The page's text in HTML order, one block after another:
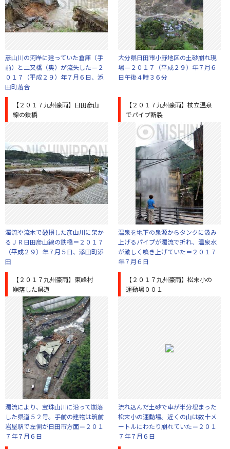
彦山川の河岸に建っていた倉庫（手
前）と二又橋（奥）が流失した＝２
０１７（平成２９）年７月６日、添
田町落合
大分県日田市小野地区の土砂崩れ現
場＝２０１７（平成２９）年７月６
日午後４時３６分
【２０１７九州豪雨】日田彦山
線の鉄橋
濁流や流木で破損した彦山川に架か
るＪＲ日田彦山線の鉄橋＝２０１７
（平成２９）年７月５日、添田町添
田
【２０１７九州豪雨】杖立温泉
でパイプ断裂
温泉を地下の泉源からタンクに汲み
上げるパイプが濁流で折れ、温泉水
が激しく噴き上げていた＝２０１７
年７月６日
【２０１７九州豪雨】東峰村
崩落した県道
濁流により、宝珠山川に沿って崩落
した県道５２号。手前の建物は筑前
岩屋駅で左側が日田市方面＝２０１
７年７月６日
【２０１７九州豪雨】松末小の
運動場００１
流れ込んだ土砂で車が半分埋まった
松末小の運動場。近くの山は数十メ
ートルにわたり崩れていた＝２０１
７年７月６日